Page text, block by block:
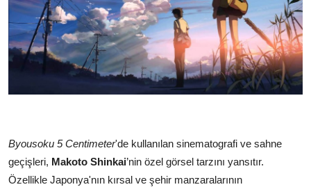
Byousoku 5 Centimeter'de kullanılan sinematografi ve sahne
geçişleri, Makoto Shinkai’nin özel görsel tarzını yansıtır.
Özellikle Japonya'nın kırsal ve şehir manzaralarının